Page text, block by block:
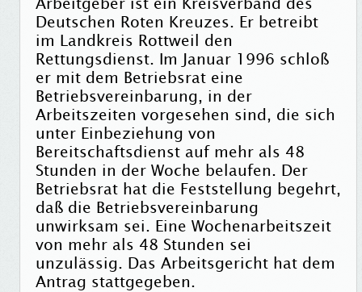
Deutschen Roten Kreuzes. Er betreibt
im Landkreis Rottweil den
Rettungsdienst. Im Januar 1996 schloß
er mit dem Betriebsrat eine
Betriebsvereinbarung, in der
Arbeitszeiten vorgesehen sind, die sich
unter Einbeziehung von
Bereitschaftsdienst auf mehr als 48
Stunden in der Woche belaufen. Der
Betriebsrat hat die Feststellung begehrt,
daß die Betriebsvereinbarung
unwirksam sei. Eine Wochenarbeitszeit
von mehr als 48 Stunden sei
unzulässig. Das Arbeitsgericht hat dem
Antrag stattgegeben.